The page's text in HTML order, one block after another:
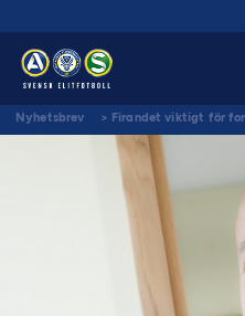
Nyhetsbrev > Firandet viktigt för